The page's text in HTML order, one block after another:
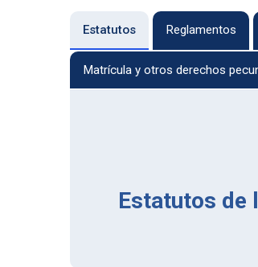
Estatutos Reglamentos
Matrícula y otros derechos
Estatutos de